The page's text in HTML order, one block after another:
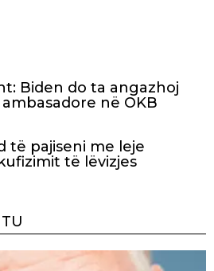
Biden do ta angazhoj
në OKB
të pajiseni me leje
të lëvizjes